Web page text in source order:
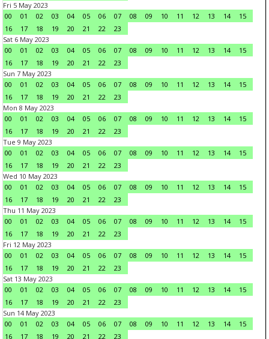
Fri 5 May 2023
00
01 02 03 04 05 06 07 08 09 10 11 12 13 14
15
16
17 18 19 20 21 22
23
Sat 6 May 2023
00
01 02 03 04 05 06 07 08 09 10 11 12 13 14
15
16
17 18 19 20 21 22
23
Sun 7 May 2023
00
01 02 03 04 05 06 07 08 09 10 11 12 13 14
15
16
17 18 19 20 21 22
23
Mon 8 May 2023
00
01 02 03 04 05 06 07 08 09 10 11 12 13 14
15
16
17 18 19 20 21 22
23
Tue 9 May 2023
00
01 02 03 04 05 06 07 08 09 10 11 12 13 14
15
16
17 18 19 20 21 22
23
Wed 10 May 2023
00
01 02 03 04 05 06 07 08 09 10 11 12 13 14
15
16
17 18 19 20 21 22
23
Thu 11 May 2023
00
01 02 03 04 05 06 07 08 09 10 11 12 13 14
15
16
17 18 19 20 21 22
23
Fri 12 May 2023
00
01 02 03 04 05 06 07 08 09 10 11 12 13 14
15
16
17 18 19 20 21 22
23
Sat 13 May 2023
00
01 02 03 04 05 06 07 08 09 10 11 12 13 14
15
16
17 18 19 20 21 22
23
Sun 14 May 2023
00
01 02 03 04 05 06 07 08 09 10 11 12 13 14
15
16
17 18 19 20 21 22 23